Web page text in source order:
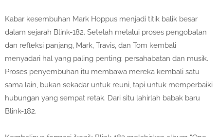
Kabar kesembuhan Mark Hoppus menjadi titik balik besar
dalam sejarah Blink-182. Setelah melalui proses pengobatan
dan refleksi panjang, Mark, Travis, dan Tom kembali
menyadari hal yang paling penting: persahabatan dan musik.
Proses penyembuhan itu membawa mereka kembali satu
sama lain, bukan sekadar untuk reuni, tapi untuk memperbaiki
hubungan yang sempat retak. Dari situ lahirlah babak baru
Blink-182.